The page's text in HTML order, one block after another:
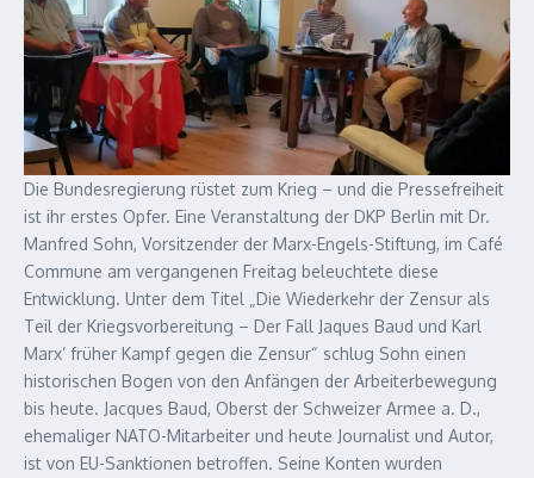
Die Bundesregierung rüstet zum Krieg – und die Pressefreiheit
ist ihr erstes Opfer. Eine Veranstaltung der DKP Berlin mit Dr.
Manfred Sohn, Vorsitzender der Marx-Engels-Stiftung, im Café
Commune am vergangenen Freitag beleuchtete diese
Entwicklung. Unter dem Titel „Die Wiederkehr der Zensur als
Teil der Kriegsvorbereitung – Der Fall Jaques Baud und Karl
Marx’ früher Kampf gegen die Zensur“ schlug Sohn einen
historischen Bogen von den Anfängen der Arbeiterbewegung
bis heute. Jacques Baud, Oberst der Schweizer Armee a. D.,
ehemaliger NATO-Mitarbeiter und heute Journalist und Autor,
ist von EU-Sanktionen betroffen. Seine Konten wurden